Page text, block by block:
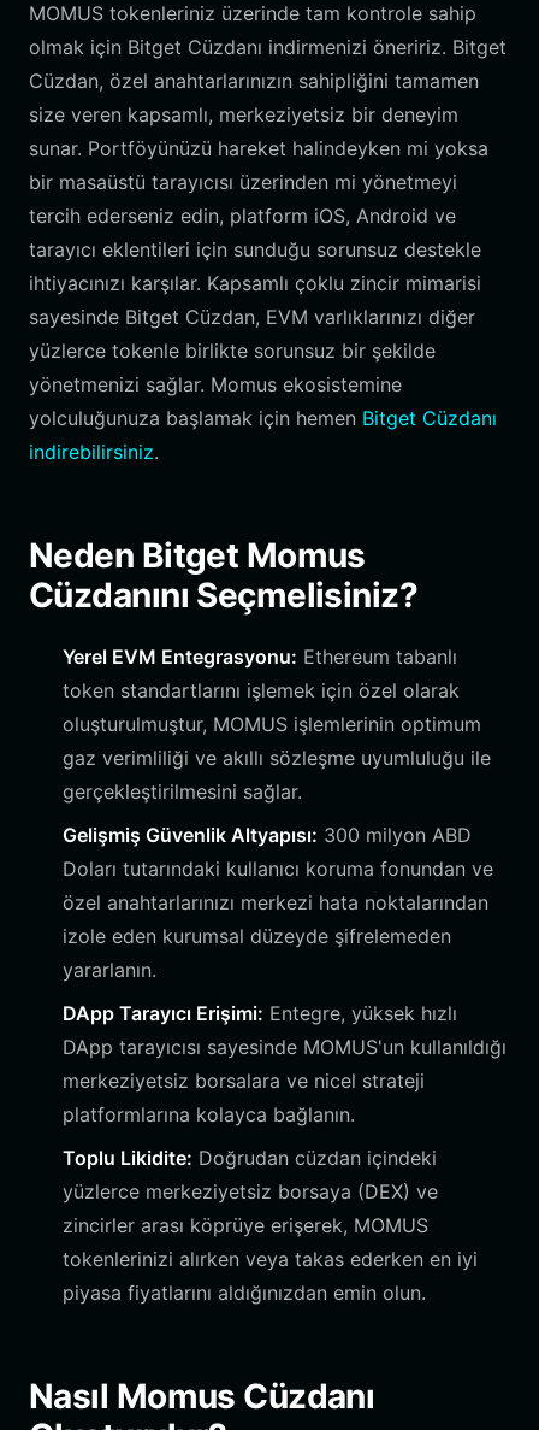
MOMUS tokenleriniz üzerinde tam kontrole sahip
olmak için Bitget Cüzdanı indirmenizi öneririz. Bitget
Cüzdan, özel anahtarlarınızın sahipliğini tamamen
size veren kapsamlı, merkeziyetsiz bir deneyim
sunar. Portföyünüzü hareket halindeyken mi yoksa
bir masaüstü tarayıcısı üzerinden mi yönetmeyi
tercih ederseniz edin, platform iOS, Android ve
tarayıcı eklentileri için sunduğu sorunsuz destekle
ihtiyacınızı karşılar. Kapsamlı çoklu zincir mimarisi
sayesinde Bitget Cüzdan, EVM varlıklarınızı diğer
yüzlerce tokenle birlikte sorunsuz bir şekilde
yönetmenizi sağlar. Momus ekosistemine
yolculuğunuza başlamak için hemen Bitget Cüzdanı
indirebilirsiniz.
Neden Bitget Momus
Cüzdanını Seçmelisiniz?
Yerel EVM Entegrasyonu: Ethereum tabanlı
token standartlarını işlemek için özel olarak
oluşturulmuştur, MOMUS işlemlerinin optimum
gaz verimliliği ve akıllı sözleşme uyumluluğu ile
gerçekleştirilmesini sağlar.
Gelişmiş Güvenlik Altyapısı: 300 milyon ABD
Doları tutarındaki kullanıcı koruma fonundan ve
özel anahtarlarınızı merkezi hata noktalarından
izole eden kurumsal düzeyde şifrelemeden
yararlanın.
DApp Tarayıcı Erişimi: Entegre, yüksek hızlı
DApp tarayıcısı sayesinde MOMUS'un kullanıldığı
merkeziyetsiz borsalara ve nicel strateji
platformlarına kolayca bağlanın.
Toplu Likidite: Doğrudan cüzdan içindeki
yüzlerce merkeziyetsiz borsaya (DEX) ve
zincirler arası köprüye erişerek, MOMUS
tokenlerinizi alırken veya takas ederken en iyi
piyasa fiyatlarını aldığınızdan emin olun.
Nasıl Momus Cüzdanı